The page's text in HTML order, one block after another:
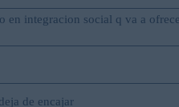
en integracion social q va a
de encajar